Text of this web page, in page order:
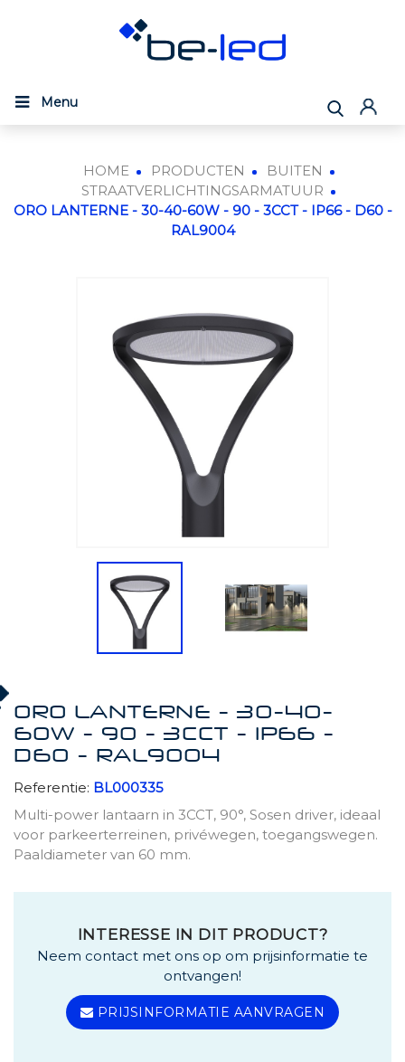
Menu
HOME PRODUCTEN
BUITEN
STRAATVERLICHTINGSARMATUUR
ORO LANTERNE - 30-40-60W - 90 - 3CCT - IP66 - D60 -
RAL9004
ORO LANTERNE - 30-40-
60W - 90 - 3CCT - IP66 -
D60 - RAL9004
Referentie: BL000335
Multi-power lantaarn in 3CCT, 90°, Sosen driver, ideaal
voor parkeerterreinen, privéwegen, toegangswegen.
Paaldiameter van 60 mm.
INTERESSE IN DIT PRODUCT?
Neem contact met ons op om prijsinformatie te
ontvangen!
PRIJSINFORMATIE AANVRAGEN